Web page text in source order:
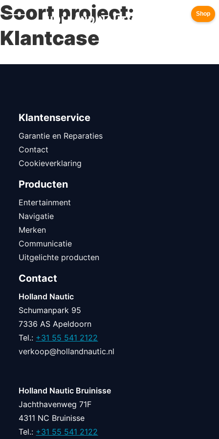
Soort project:
Klantcase
Klantenservice
Garantie en Reparaties
Contact
Cookieverklaring
Producten
Entertainment
Navigatie
Merken
Communicatie
Uitgelichte producten
Contact
Holland Nautic
Schumanpark 95
7336 AS Apeldoorn
Tel.: +31 55 541 2122
verkoop@hollandnautic.nl
Holland Nautic Bruinisse
Jachthavenweg 71F
4311 NC Bruinisse
Tel.: +31 55 541 2122
Shop